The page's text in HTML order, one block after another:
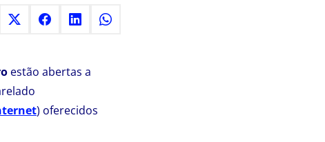
estão abertas a
) oferecidos